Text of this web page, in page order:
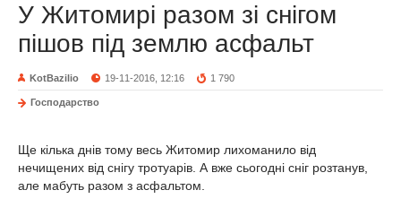
У Житомирі разом зі снігом
пішов під землю асфальт
KotBazilio 19-11-2016, 12:16 1 790
Господарство
Ще кілька днів тому весь Житомир лихоманило від
нечищених від снігу тротуарів. А вже сьогодні сніг розтанув,
але мабуть разом з асфальтом.